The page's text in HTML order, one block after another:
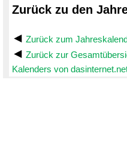
Zurück zu den
Zurück zum
Zurück zur
Kalenders von